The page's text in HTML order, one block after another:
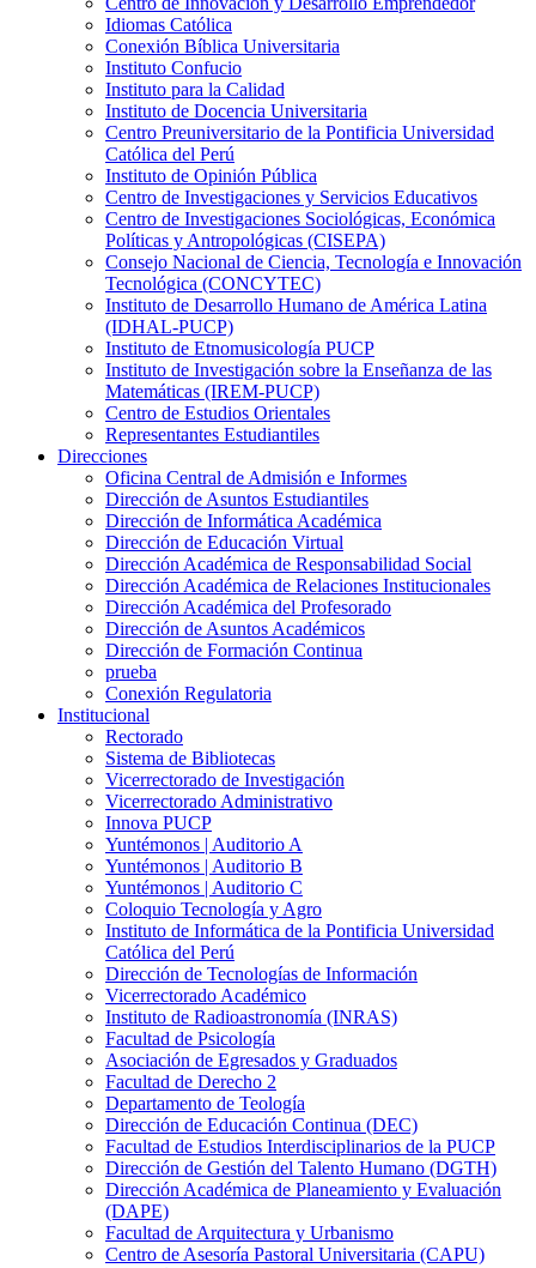
Idiomas Católica
Conexión Bíblica Universitaria
Instituto Confucio
Instituto para la Calidad
Instituto de Docencia Universitaria
Centro Preuniversitario de la Pontificia Universidad
Católica del Perú
Instituto de Opinión Pública
Centro de Investigaciones y Servicios Educativos
Centro de Investigaciones Sociológicas, Económica
Políticas y Antropológicas (CISEPA)
Consejo Nacional de Ciencia, Tecnología e Innovación
Tecnológica (CONCYTEC)
Instituto de Desarrollo Humano de América Latina
(IDHAL-PUCP)
Instituto de Etnomusicología PUCP
Instituto de Investigación sobre la Enseñanza de las
Matemáticas (IREM-PUCP)
Centro de Estudios Orientales
Representantes Estudiantiles
Direcciones
Oficina Central de Admisión e Informes
Dirección de Asuntos Estudiantiles
Dirección de Informática Académica
Dirección de Educación Virtual
Dirección Académica de Responsabilidad Social
Dirección Académica de Relaciones Institucionales
Dirección Académica del Profesorado
Dirección de Asuntos Académicos
Dirección de Formación Continua
prueba
Conexión Regulatoria
Institucional
Rectorado
Sistema de Bibliotecas
Vicerrectorado de Investigación
Vicerrectorado Administrativo
Innova PUCP
Yuntémonos | Auditorio A
Yuntémonos | Auditorio B
Yuntémonos | Auditorio C
Coloquio Tecnología y Agro
Instituto de Informática de la Pontificia Universidad
Católica del Perú
Dirección de Tecnologías de Información
Vicerrectorado Académico
Instituto de Radioastronomía (INRAS)
Facultad de Psicología
Asociación de Egresados y Graduados
Facultad de Derecho 2
Departamento de Teología
Dirección de Educación Continua (DEC)
Facultad de Estudios Interdisciplinarios de la PUCP
Dirección de Gestión del Talento Humano (DGTH)
Dirección Académica de Planeamiento y Evaluación
(DAPE)
Facultad de Arquitectura y Urbanismo
Centro de Asesoría Pastoral Universitaria (CAPU)